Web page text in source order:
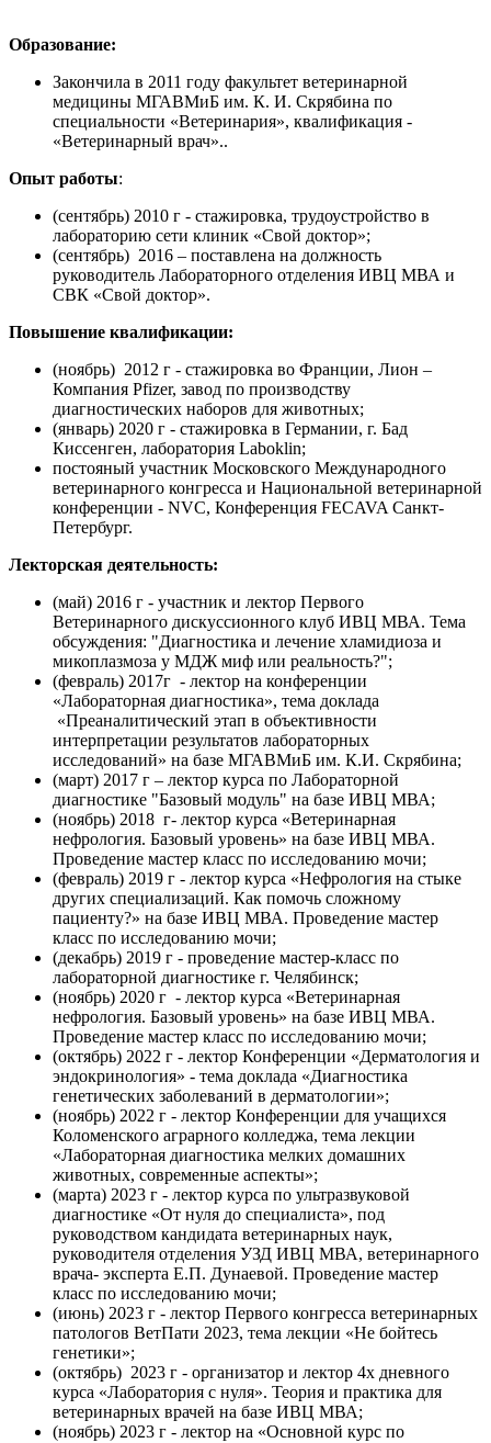
Образование:
Закончила в 2011 году факультет ветеринарной
медицины МГАВМиБ им. К. И. Скрябина по
специальности «Ветеринария», квалификация -
«Ветеринарный врач»..
Опыт работы:
(сентябрь) 2010 г - стажировка, трудоустройство в
лабораторию сети клиник «Свой доктор»;
(сентябрь) 2016 – поставлена на должность
руководитель Лабораторного отделения ИВЦ МВА и
СВК «Свой доктор».
Повышение квалификации:
(ноябрь) 2012 г - стажировка во Франции, Лион –
Компания Pfizer, завод по производству
диагностических наборов для животных;
(январь) 2020 г - стажировка в Германии, г. Бад
Киссенген, лаборатория Laboklin;
постояный участник Московского Международного
ветеринарного конгресса и Национальной ветеринарной
конференции - NVC, Конференция FECAVA Санкт-
Петербург.
Лекторская деятельность:
(май) 2016 г - участник и лектор Первого
Ветеринарного дискуссионного клуб ИВЦ МВА. Тема
обсуждения: "Диагностика и лечение хламидиоза и
микоплазмоза у МДЖ миф или реальность?";
(февраль) 2017г - лектор на конференции
«Лабораторная диагностика», тема доклада
«Преаналитический этап в объективности
интерпретации результатов лабораторных
исследований» на базе МГАВМиБ им. К.И. Скрябина;
(март) 2017 г – лектор курса по Лабораторной
диагностике "Базовый модуль" на базе ИВЦ МВА;
(ноябрь) 2018 г- лектор курса «Ветеринарная
нефрология. Базовый уровень» на базе ИВЦ МВА.
Проведение мастер класс по исследованию мочи;
(февраль) 2019 г - лектор курса «Нефрология на стыке
других специализаций. Как помочь сложному
пациенту?» на базе ИВЦ МВА. Проведение мастер
класс по исследованию мочи;
(декабрь) 2019 г - проведение мастер-класс по
лабораторной диагностике г. Челябинск;
(ноябрь) 2020 г - лектор курса «Ветеринарная
нефрология. Базовый уровень» на базе ИВЦ МВА.
Проведение мастер класс по исследованию мочи;
(октябрь) 2022 г - лектор Конференции «Дерматология и
эндокринология» - тема доклада «Диагностика
генетических заболеваний в дерматологии»;
(ноябрь) 2022 г - лектор Конференции для учащихся
Коломенского аграрного колледжа, тема лекции
«Лабораторная диагностика мелких домашних
животных, современные аспекты»;
(марта) 2023 г - лектор курса по ультразвуковой
диагностике «От нуля до специалиста», под
руководством кандидата ветеринарных наук,
руководителя отделения УЗД ИВЦ МВА, ветеринарного
врача- эксперта Е.П. Дунаевой. Проведение мастер
класс по исследованию мочи;
(июнь) 2023 г - лектор Первого конгресса ветеринарных
патологов ВетПати 2023, тема лекции «Не бойтесь
генетики»;
(октябрь) 2023 г - организатор и лектор 4х дневного
курса «Лаборатория с нуля». Теория и практика для
ветеринарных врачей на базе ИВЦ МВА;
(ноябрь) 2023 г - лектор на «Основной курс по